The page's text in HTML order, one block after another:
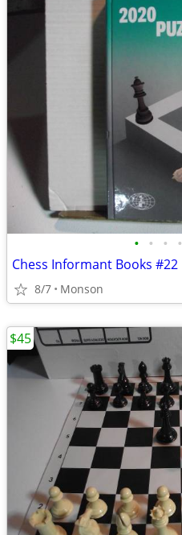
• • • •
Chess Informant Books #22
8/7 Monson
$45